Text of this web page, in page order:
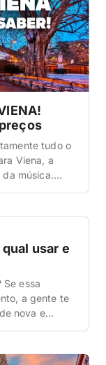
tudo o
Viena, a
música.
a cultura
usar e
Se essa
a gente te
nova e
estações